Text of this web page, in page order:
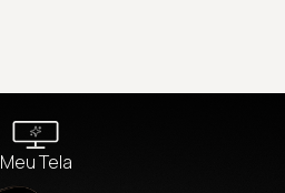
Meu Tela